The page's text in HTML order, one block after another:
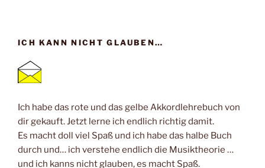
ICH KANN NICHT GLAUBEN…
Ich habe das rote und das gelbe Akkordlehrebuch von
dir gekauft. Jetzt lerne ich endlich richtig damit.
Es macht doll viel Spaß und ich habe das halbe Buch
durch und… ich verstehe endlich die Musiktheorie …
und ich kanns nicht glauben, es macht Spaß.